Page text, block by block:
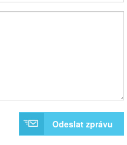
Odeslat zprávu